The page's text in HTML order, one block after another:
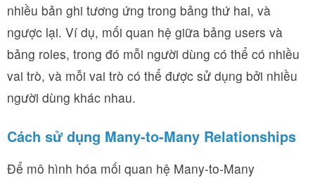
nhiều bản ghi tương ứng trong bảng thứ hai, và
ngược lại. Ví dụ, mối quan hệ giữa bảng users và
bảng roles, trong đó mỗi người dùng có thể có nhiều
vai trò, và mỗi vai trò có thể được sử dụng bởi nhiều
người dùng khác nhau.
Cách sử dụng Many-to-Many Relationships
Để mô hình hóa mối quan hệ Many-to-Many